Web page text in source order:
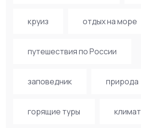
круиз отдых на море
путешествия по России
заповедник природа
горящие туры климат